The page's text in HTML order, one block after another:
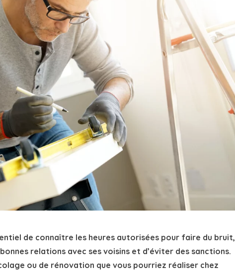
de connaître les heures autorisées pour faire du bruit,
relations avec ses voisins et d’éviter des sanctions.
ou de rénovation que vous pourriez réaliser chez